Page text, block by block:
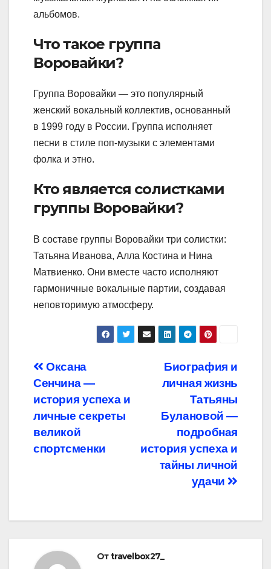
альбомов.
Что такое группа
Воровайки?
Группа Воровайки — это популярный
женский вокальный коллектив, основанный
в 1999 году в России. Группа исполняет
песни в стиле поп-музыки с элементами
фолка и этно.
Кто является солистками
группы Воровайки?
В составе группы Воровайки три солистки:
Татьяна Иванова, Алла Костина и Нина
Матвиенко. Они вместе часто исполняют
гармоничные вокальные партии, создавая
неповторимую атмосферу.
Навигация
по
записям
Биография и
личная жизнь
Татьяны
Булановой —
подробная
история успеха и
тайны личной
удачи
Оксана
Сенчина —
история успеха и
личные секреты
великой
спортсменки
Отtravelbox27_